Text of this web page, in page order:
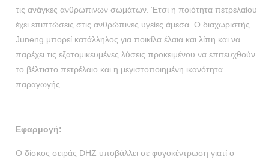
τις ανάγκες ανθρώπινων σωμάτων. Έτσι η ποιότητα πετρελαίου
έχει επιπτώσεις στις ανθρώπινες υγείες άμεσα. Ο διαχωριστής
Juneng μπορεί κατάλληλος για ποικίλα έλαια και λίπη και να
παρέχει τις εξατομικευμένες λύσεις προκειμένου να επιτευχθούν
το βέλτιστο πετρέλαιο και η μεγιστοποιημένη ικανότητα
παραγωγής
Εφαρμογή:
Ο δίσκος σειράς DHZ υποβάλλει σε φυγοκέντρωση γιατί ο